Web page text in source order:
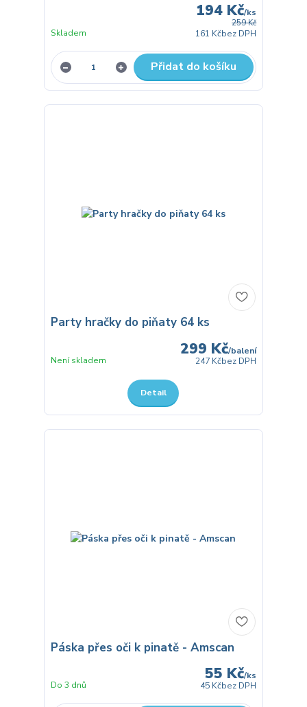
259 Kč
194 Kč/ks
161 Kčbez DPH
Skladem
Přidat do košíku
Party hračky do piňaty 64 ks
299 Kč/balení
247 Kčbez DPH
Není skladem
Detail
Páska přes oči k pinatě - Amscan
55 Kč/ks
45 Kčbez DPH
Do 3 dnů